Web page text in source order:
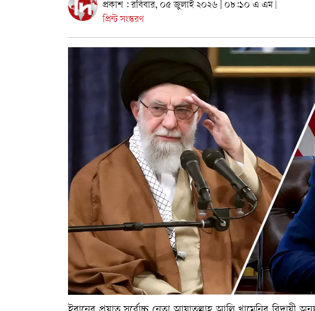
প্রকাশ : রবিবার, ০৫ জুলাই ২০২৬ | ০৮:১০ এ এম
প্রিন্ট সংস্করণ